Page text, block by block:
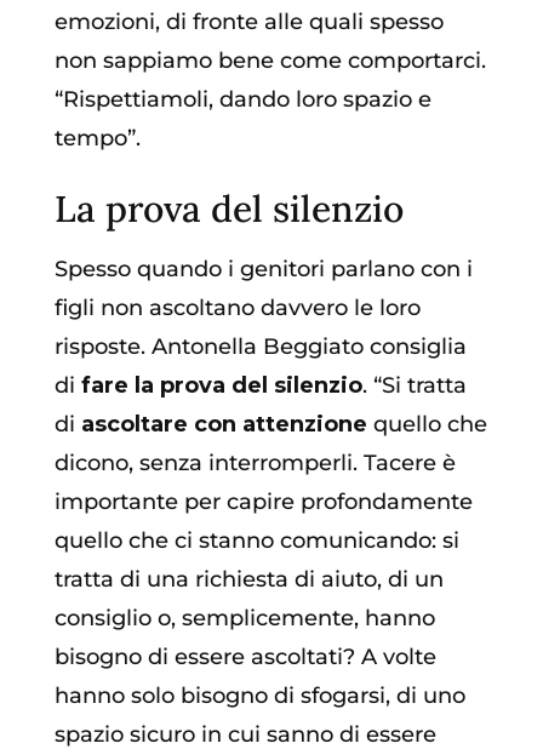
emozioni, di fronte alle quali spesso
non sappiamo bene come comportarci.
“Rispettiamoli, dando loro spazio e
tempo”.
La prova del silenzio
Spesso quando i genitori parlano con i
figli non ascoltano davvero le loro
risposte. Antonella Beggiato consiglia
di fare la prova del silenzio. “Si tratta
di ascoltare con attenzione quello che
dicono, senza interromperli. Tacere è
importante per capire profondamente
quello che ci stanno comunicando: si
tratta di una richiesta di aiuto, di un
consiglio o, semplicemente, hanno
bisogno di essere ascoltati? A volte
hanno solo bisogno di sfogarsi, di uno
spazio sicuro in cui sanno di essere